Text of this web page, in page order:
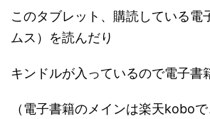
このタブレット、購読している電
ムス）を読んだり
キンドルが入っているので電子書
（電子書籍のメインは楽天kobo